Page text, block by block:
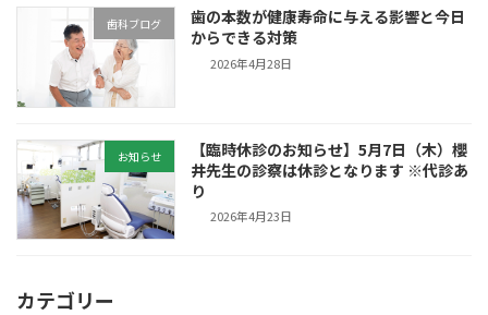
歯科ブログ
歯の本数が健康寿命に与える影響と今日
からできる対策
2026年4月28日
お知らせ
【臨時休診のお知らせ】5月7日（木）櫻
井先生の診察は休診となります ※代診あ
り
2026年4月23日
カテゴリー